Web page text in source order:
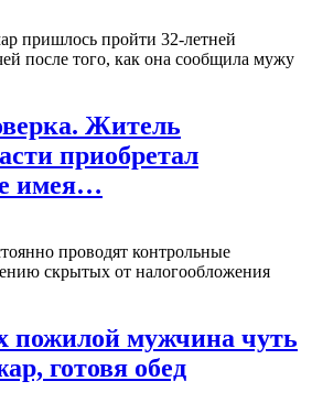
пришлось пройти 32-летней
после того, как она сообщила мужу
Житель
приобретал
имея…
проводят контрольные
скрытых от налогообложения
пожилой мужчина чуть
готовя обед